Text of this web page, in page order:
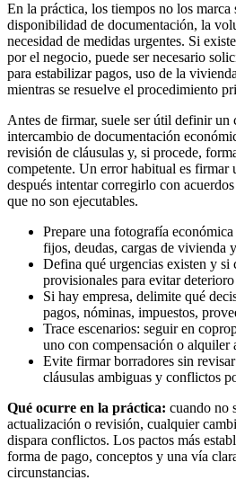
En la práctica, los tiempos no los marca
disponibilidad de documentación, la
necesidad de medidas urgentes. Si
por el negocio, puede ser necesario
para estabilizar pagos, uso de la
mientras se resuelve el procedimiento
Antes de firmar, suele ser útil definir un
intercambio de documentación
revisión de cláusulas y, si procede,
competente. Un error habitual es firmar
después intentar corregirlo con
que no son ejecutables.
Prepare una fotografía
fijos, deudas, cargas de vivienda
Defina qué urgencias existen y si
provisionales para evitar
Si hay empresa, delimite qué
pagos, nóminas, impuestos,
Trace escenarios: seguir en
uno con compensación o alquiler
Evite firmar borradores sin
cláusulas ambiguas y conflictos
Qué ocurre en la práctica: cuando no
actualización o revisión, cualquier
dispara conflictos. Los pactos más
forma de pago, conceptos y una vía
circunstancias.